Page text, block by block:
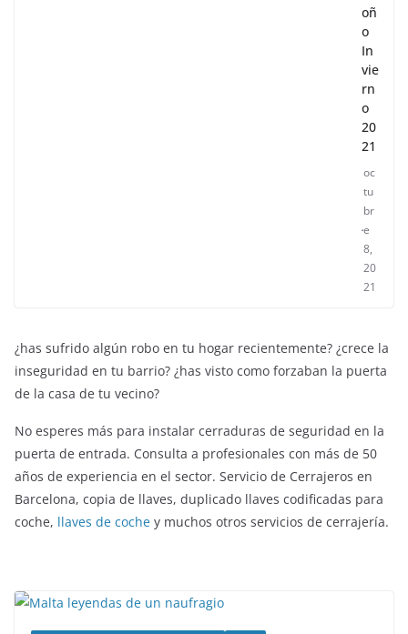
oñ
o
In
vie
rn
o
20
21
oc
tu
br
e
8,
20
21
¿has sufrido algún robo en tu hogar recientemente? ¿crece la
inseguridad en tu barrio? ¿has visto como forzaban la puerta
de la casa de tu vecino?
No esperes más para instalar cerraduras de seguridad en la
puerta de entrada. Consulta a profesionales con más de 50
años de experiencia en el sector. Servicio de Cerrajeros en
Barcelona, copia de llaves, duplicado llaves codificadas para
coche, llaves de coche y muchos otros servicios de cerrajería.